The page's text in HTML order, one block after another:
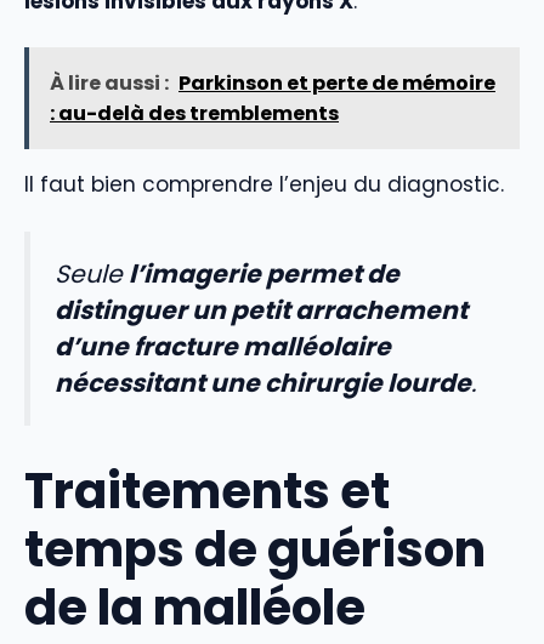
À lire aussi : Parkinson et perte de mémoire
: au-delà des tremblements
Il faut bien comprendre l’enjeu du diagnostic.
Seulel’imagerie permet de
distinguer un petit arrachement
d’une fracture malléolaire
nécessitant une chirurgie lourde.
Traitements et
temps de guérison
de la malléole